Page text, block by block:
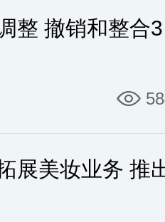
整 撤销和整合3
展美妆业务 推